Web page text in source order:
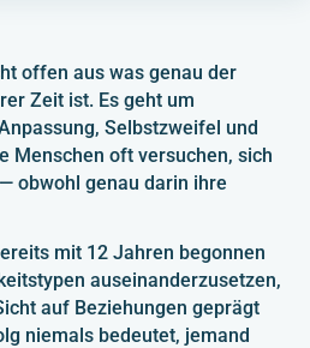
offen aus was genau der
Zeit ist. Es geht um
Selbstzweifel und
Menschen oft versuchen, sich
obwohl genau darin ihre
mit 12 Jahren begonnen
auseinanderzusetzen,
auf Beziehungen geprägt
niemals bedeutet, jemand